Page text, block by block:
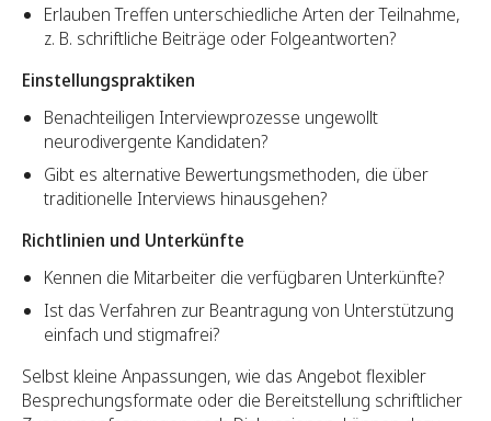
Erlauben Treffen unterschiedliche Arten der Teilnahme,
z. B. schriftliche Beiträge oder Folgeantworten?
Einstellungspraktiken
Benachteiligen Interviewprozesse ungewollt
neurodivergente Kandidaten?
Gibt es alternative Bewertungsmethoden, die über
traditionelle Interviews hinausgehen?
Richtlinien und Unterkünfte
Kennen die Mitarbeiter die verfügbaren Unterkünfte?
Ist das Verfahren zur Beantragung von Unterstützung
einfach und stigmafrei?
Selbst kleine Anpassungen, wie das Angebot flexibler
Besprechungsformate oder die Bereitstellung schriftlicher